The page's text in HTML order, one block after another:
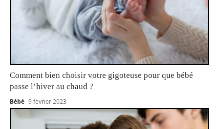
Comment bien choisir votre gigoteuse pour que bébé
passe l’hiver au chaud ?
Bébé 9 février 2023